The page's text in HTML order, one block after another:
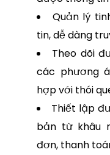
Quản lý
tin, dễ dàng
Theo dõi
các phương
hợp với thói
Thiết lập
bản từ khâu
đơn, thanh